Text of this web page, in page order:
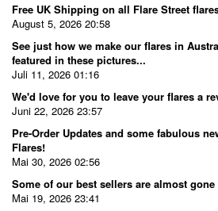
Free UK Shipping on all Flare Street
August 5, 2026 20:58
See just how we make our flares in
featured in these pictures...
Juli 11, 2026 01:16
We'd love for you to leave your flares a
Juni 22, 2026 23:57
Pre-Order Updates and some fabulous
Flares!
Mai 30, 2026 02:56
Some of our best sellers are almost
Mai 19, 2026 23:41